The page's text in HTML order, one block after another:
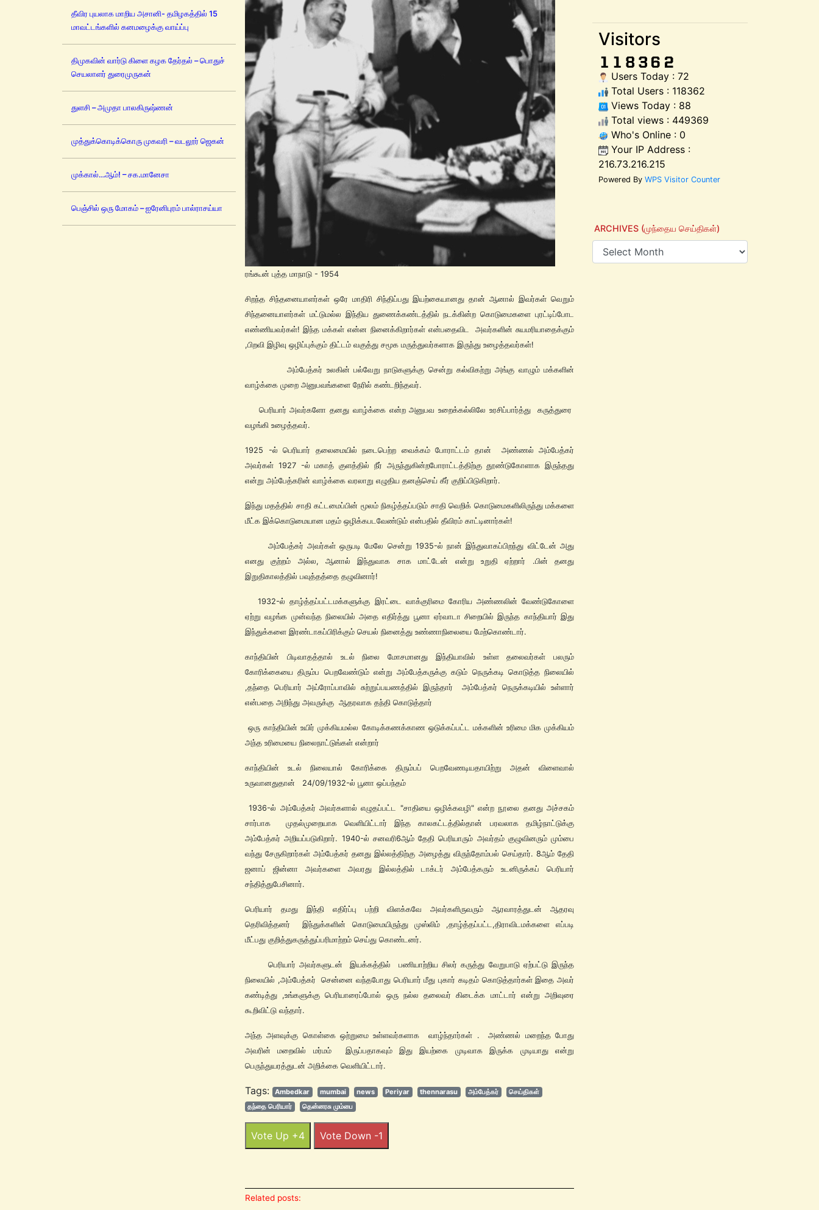
தீவிர புயலாக மாறிய அசானி- தமிழகத்தில் 15
மாவட்டங்களில் கனமழைக்கு வாய்ப்பு
திமுகவின் வார்டு கிளை கழக தேர்தல் – பொதுச்
செயலாளர் துரைமுருகன்
துளசி – அமுதா பாலகிருஷ்ணன்
முத்துக்கொடிக்கொரு முகவரி – வடலூர் ஜெகன்
முக்கால்…ஆம்! – சக.மானேசா
பெஞ்சில் ஒரு மோகம் – ஐரேனிபுரம் பால்ராசய்யா
ரங்கூன் புத்த மாநாடு - 1954
சிறந்த சிந்தனையாளர்கள் ஒரே மாதிரி சிந்திப்பது இயற்கையானது தான் ஆனால் இவர்கள் வெறும்
சிந்தனையாளர்கள் மட்டுமல்ல இந்திய துணைக்கண்டத்தில் நடக்கின்ற கொடுமைகளை புரட்டிப்போட
எண்ணியவர்கள்! இந்த மக்கள் என்ன நினைக்கிறார்கள் என்பதைவிட அவர்களின் சுயமரியாதைக்கும்
,பிறவி இழிவு ஒழிப்புக்கும் திட்டம் வகுத்து சமூக மருத்துவர்களாக இருந்து உழைத்தவர்கள்!
அம்பேத்கர் உலகின் பல்வேறு நாடுகளுக்கு சென்று கல்விகற்று அங்கு வாழும் மக்களின்
வாழ்க்கை முறை அனுபவங்களை நேரில் கண்டறிந்தவர்.
பெரியார் அவர்களோ தனது வாழ்க்கை என்ற அனுபவ உறைக்கல்லிலே உரசிப்பார்த்து கருத்துரை
வழங்கி உழைத்தவர்.
1925 -ல் பெரியார் தலைமையில் நடைபெற்ற வைக்கம் போராட்டம் தான் அண்ணல் அம்பேத்கர்
அவர்கள் 1927 -ல் மகாத் குளத்தில் நீர் அருந்துகின்றபோராட்டத்திற்கு தூண்டுகோளாக இருந்தது
என்று அம்பேத்கரின் வாழ்க்கை வரலாறு எழுதிய தனஞ்செய் கீர் குறிப்பிடுகிறார்.
இந்து மதத்தில் சாதி கட்டமைப்பின் மூலம் நிகழ்த்தப்படும் சாதி வெறிக் கொடுமைகளிலிருந்து மக்களை
மீட்க இக்கொடுமையான மதம் ஒழிக்கபடவேண்டும் என்பதில் தீவிரம் காட்டினார்கள்!
அம்பேத்கர் அவர்கள் ஒருபடி மேலே சென்று 1935-ல் நான் இந்துவாகப்பிறந்து விட்டேன் அது
எனது குற்றம் அல்ல, ஆனால் இந்துவாக சாக மாட்டேன் என்று உறுதி ஏற்றார் .பின் தனது
இறுதிகாலத்தில் பவுத்தத்தை தழுவினார்!
1932-ல் தாழ்த்தப்பட்டமக்களுக்கு இரட்டை வாக்குரிமை கோரிய அண்ணலின் வேண்டுகோளை
ஏற்று வழங்க முன்வந்த நிலையில் அதை எதிர்த்து பூனா ஏர்வாடா சிறையில் இருந்த காந்தியார் இது
இந்துக்களை இரண்டாகப்பிரிக்கும் செயல் நினைத்து உண்ணாநிலையை மேற்கொண்டார்.
காந்தியின் பிடிவாதத்தால் உடல் நிலை மோசமானது இந்தியாவில் உள்ள தலைவர்கள் பலரும்
கோரிக்கையை திரும்ப பெறவேண்டும் என்று அம்பேத்கருக்கு கடும் நெருக்கடி கொடுத்த நிலையில்
,தந்தை பெரியார் அய்ரோப்பாவில் சுற்றுப்பயணத்தில் இருந்தார் அம்பேத்கர் நெருக்கடியில் உள்ளார்
என்பதை அறிந்து அவருக்கு ஆதரவாக தந்தி கொடுத்தார்
ஒரு காந்தியின் உயிர் முக்கியமல்ல கோடிக்கணக்காண ஒடுக்கப்பட்ட மக்களின் உரிமை மிக முக்கியம்
அந்த உரிமையை நிலைநாட்டுங்கள் என்றார்
காந்தியின் உடல் நிலையால் கோரிக்கை திரும்பப் பெறவேணடியதாயிற்று அதன் விளைவால்
உருவானதுதான் 24/09/1932-ல் பூனா ஒப்பந்தம்
1936-ல் அம்பேத்கர் அவர்களால் எழுதப்பட்ட "சாதியை ஒழிக்கவழி" என்ற நூலை தனது அச்சகம்
சார்பாக முதல்முறையாக வெளியிட்டார் இந்த காலகட்டத்தில்தான் பரவலாக தமிழ்நாட்டுக்கு
அம்பேத்கர் அறியப்படுகிறார். 1940-ல் சனவரி6ஆம் தேதி பெரியாரும் அவர்தம் குழுவினரும் மும்பை
வந்து சேருகிறார்கள் அம்பேத்கர் தனது இல்லத்திற்கு அழைத்து விருந்தோம்பல் செய்தார். 8ஆம் தேதி
ஜனாப் ஜின்னா அவர்களை அவரது இல்லத்தில் டாக்டர் அம்பேத்கரும் உடனிருக்கப் பெரியார்
சந்தித்துபேசினார்.
பெரியார் தமது இந்தி எதிர்ப்பு பற்றி விளக்கவே அவர்களிருவரும் ஆரவாரத்துடன் ஆதரவு
தெரிவித்தனர் இந்துக்களின் கொடுமையிருந்து முஸ்லிம் ,தாழ்த்தப்பட்ட,திராவிடமக்களை எப்படி
மீட்பது குறித்துகருத்துப்பரிமாற்றம் செய்து கொண்டனர்.
பெரியார் அவர்களுடன் இயக்கத்தில் பணியாற்றிய சிலர் கருத்து வேறுபாடு ஏற்பட்டு இருந்த
நிலையில் ,அம்பேத்கர் சென்னை வந்தபோது பெரியார் மீது புகார் கடிதம் கொடுத்தார்கள் இதை அவர்
கண்டித்து ,உங்களுக்கு பெரியாரைப்போல் ஒரு நல்ல தலைவர் கிடைக்க மாட்டார் என்று அறிவுரை
கூறிவிட்டு வந்தார்.
அந்த அளவுக்கு கொள்கை ஒற்றுமை உள்ளவர்களாக வாழ்ந்தார்கள் . அண்ணல் மறைந்த போது
அவரின் மறைவில் மர்மம் இருப்பதாகவும் இது இயற்கை முடிவாக இருக்க முடியாது என்று
பெருந்துயரத்துடன் அறிக்கை வெளியிட்டார்.
Tags: Ambedkar mumbai news Periyar thennarasu அம்பேத்கர்
செய்திகள்
தந்தை பெரியார்
தென்னரசு மும்பை
Vote Up +4 Vote Down -1
Related posts:
Visitors
Users Today : 72
Total Users : 118362
Views Today : 88
Total views : 449369
Who's Online : 0
Your IP Address :
216.73.216.215
Powered By WPS Visitor Counter
ARCHIVES (முந்தைய செய்திகள்)